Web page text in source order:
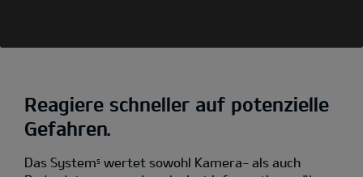
Reagiere schneller auf potenzielle
Gefahren.
Das System5 wertet sowohl Kamera- als auch